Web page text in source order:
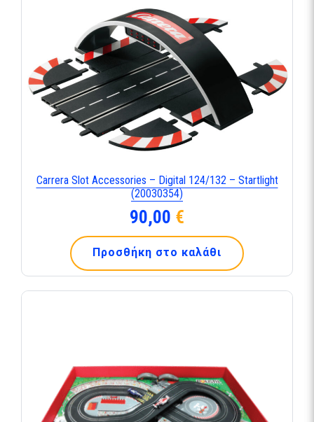
Carrera Slot Accessories – Digital 124/132 – Startlight
(20030354)
90,00 €
Προσθήκη στο καλάθι